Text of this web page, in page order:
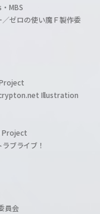
MBS
ゼロの使い魔Ｆ製作委
Illustration
Project
ブライブ！
員会